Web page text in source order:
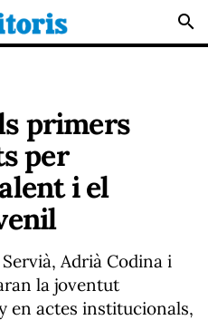
search
primers
per
i el
Adrià Codina i
la joventut
en actes institucionals,